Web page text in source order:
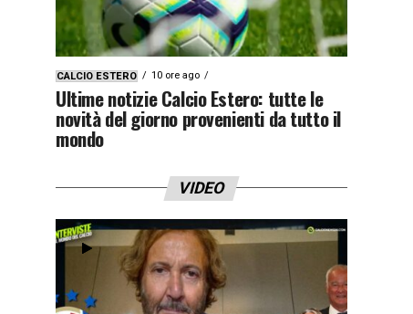
CALCIO ESTERO 10 ore ago
Ultime notizie Calcio Estero: tutte le
novità del giorno provenienti da tutto il
mondo
VIDEO